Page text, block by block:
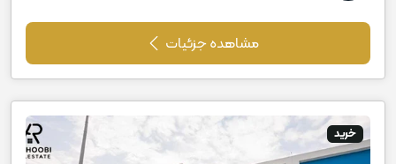
مشاهده جزئیات
خرید